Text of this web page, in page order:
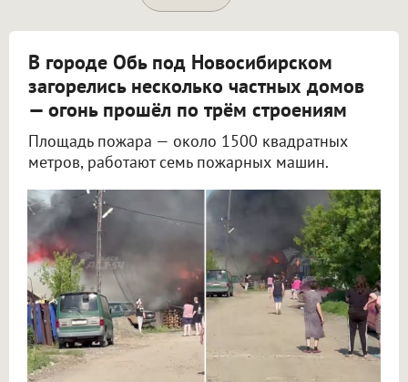
В городе Обь под Новосибирском
загорелись несколько частных домов
— огонь прошёл по трём строениям
Площадь пожара — около 1500 квадратных
метров, работают семь пожарных машин.